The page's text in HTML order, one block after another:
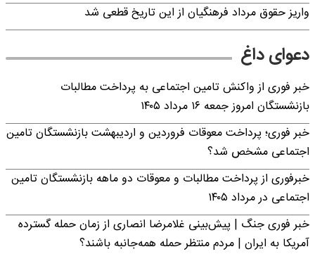
واریز حقوق مرداد فرهنگیان از این تاریخ قطعی شد
دعوای داغ
خبر فوری از واکنش تامین اجتماعی به پرداخت مطالبات
بازنشستگان امروز جمعه ۱۶ مرداد ۱۴۰۵
خبر فوری؛ پرداخت معوقات فروردین و اردیبهشت بازنشستگان تامین
اجتماعی مشخص شد؟
خبرفوری از پرداخت مطالبات و معوقات دو ماهه بازنشستگان تامین
اجتماعی در مرداد ۱۴۰۵
خبر فوری جنگ | پیش‌بینی غلامرضا انصاری از زمان حمله گسترده
آمریکا به ایران | مردم منتظر حمله همه‌جانبه باشند؟